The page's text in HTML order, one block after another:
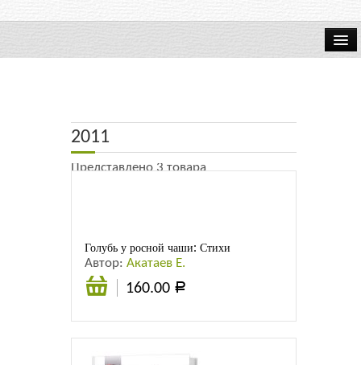
Каталог Издательства
Мастерская
Листовки
2011
Представлено 3 товара
Голубь у росной чаши: Стихи
Автор:Акатаев Е.
160.00 Р